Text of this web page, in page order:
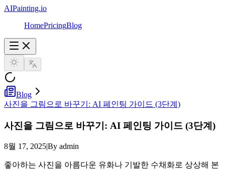
AIPainting.io
HomePricingBlog
Blog
사진을 그림으로 바꾸기: AI 페인팅 가이드 (3단계)
사진을 그림으로 바꾸기: AI 페인팅 가이드 (3단계)
8월 17, 2025|By admin
좋아하는 사진을 아름다운 유화나 기발한 수채화로 상상해 본